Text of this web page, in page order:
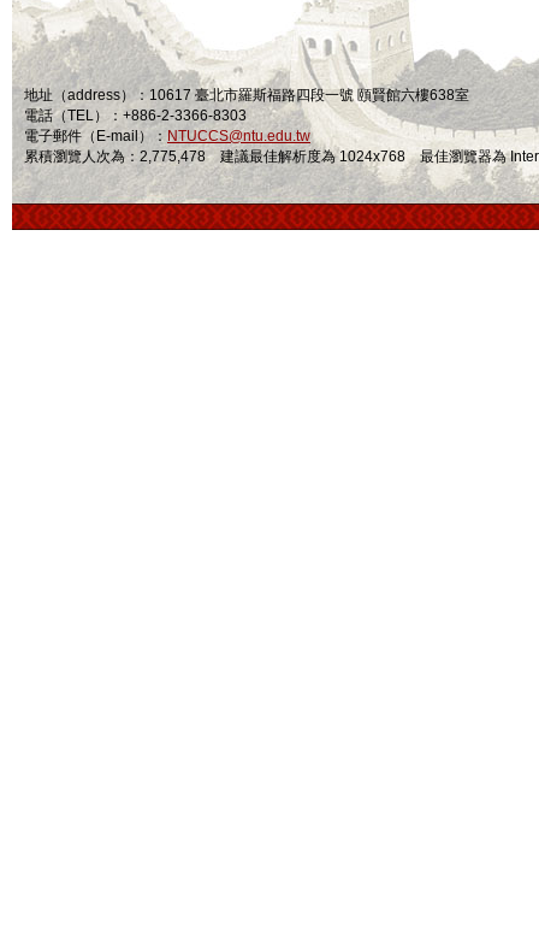
地址（address）：10617 臺北市羅斯福路四段一號 頤賢館六樓638室
電話（TEL）：+886-2-3366-8303
電子郵件（E-mail）： NTUCCS@ntu.edu.tw
累積瀏覽人次為：2,775,478 建議最佳解析度為 1024x768 最佳瀏覽器為